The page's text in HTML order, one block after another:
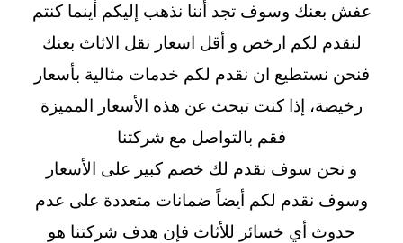
عفش بعنك وسوف تجد أننا نذهب إليكم أينما كنتم
لنقدم لكم ارخص و أقل اسعار نقل الاثاث بعنك
فنحن نستطيع ان نقدم لكم خدمات مثالية بأسعار
رخيصة، إذا كنت تبحث عن هذه الأسعار المميزة
فقم بالتواصل مع شركتنا
و نحن سوف نقدم لك خصم كبير على الأسعار
وسوف نقدم لكم أيضاً ضمانات متعددة على عدم
حدوث أي خسائر للأثاث فإن هدف شركتنا هو